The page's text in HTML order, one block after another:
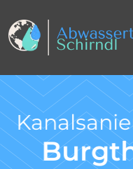
Kanal
nach